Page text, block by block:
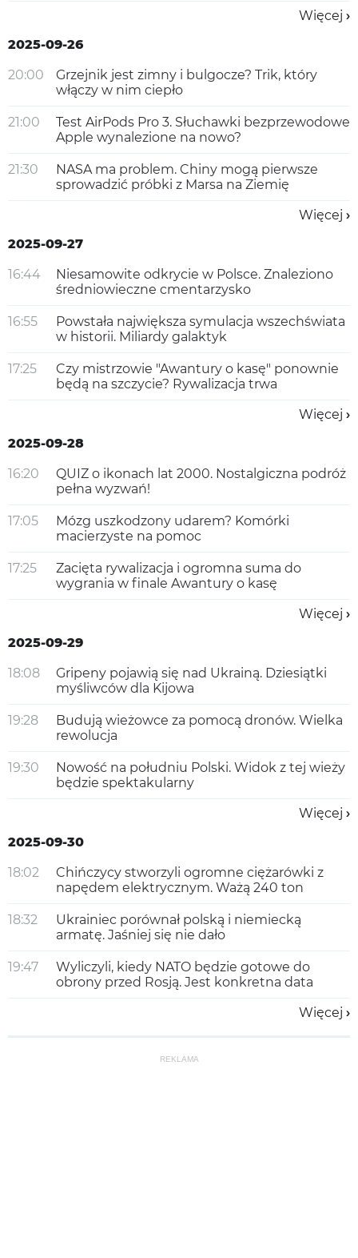
Więcej
2025-09-26
20:00
Grzejnik jest zimny i bulgocze? Trik, który
włączy w nim ciepło
21:00
Test AirPods Pro 3. Słuchawki bezprzewodowe
Apple wynalezione na nowo?
21:30
NASA ma problem. Chiny mogą pierwsze
sprowadzić próbki z Marsa na Ziemię
Więcej
2025-09-27
16:44
Niesamowite odkrycie w Polsce. Znaleziono
średniowieczne cmentarzysko
16:55
Powstała największa symulacja wszechświata
w historii. Miliardy galaktyk
17:25
Czy mistrzowie "Awantury o kasę" ponownie
będą na szczycie? Rywalizacja trwa
Więcej
2025-09-28
16:20
QUIZ o ikonach lat 2000. Nostalgiczna podróż
pełna wyzwań!
17:05
Mózg uszkodzony udarem? Komórki
macierzyste na pomoc
17:25
Zacięta rywalizacja i ogromna suma do
wygrania w finale Awantury o kasę
Więcej
2025-09-29
18:08
Gripeny pojawią się nad Ukrainą. Dziesiątki
myśliwców dla Kijowa
19:28
Budują wieżowce za pomocą dronów. Wielka
rewolucja
19:30
Nowość na południu Polski. Widok z tej wieży
będzie spektakularny
Więcej
2025-09-30
18:02
Chińczycy stworzyli ogromne ciężarówki z
napędem elektrycznym. Ważą 240 ton
18:32
Ukrainiec porównał polską i niemiecką
armatę. Jaśniej się nie dało
19:47
Wyliczyli, kiedy NATO będzie gotowe do
obrony przed Rosją. Jest konkretna data
Więcej
REKLAMA